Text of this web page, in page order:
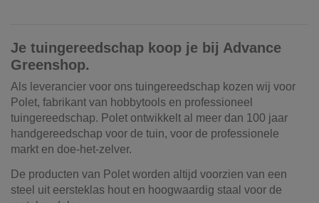
Je tuingereedschap koop je bij Advance
Greenshop.
Als leverancier voor ons tuingereedschap kozen wij voor
Polet, fabrikant van hobbytools en professioneel
tuingereedschap. Polet ontwikkelt al meer dan 100 jaar
handgereedschap voor de tuin, voor de professionele
markt en doe-het-zelver.
De producten van Polet worden altijd voorzien van een
steel uit eersteklas hout en hoogwaardig staal voor de